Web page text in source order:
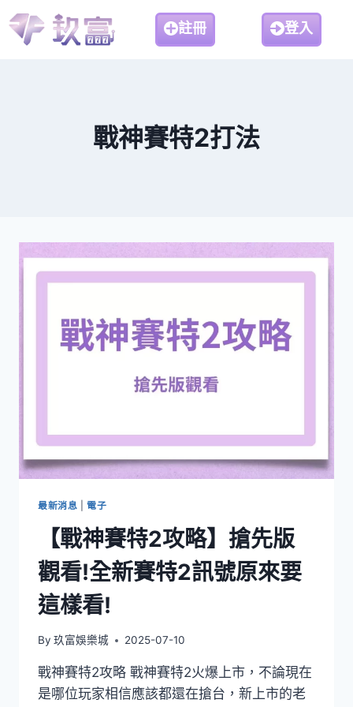
註冊 登入
戰神賽特2打法
最新消息 電子
【戰神賽特2攻略】搶先版
觀看!全新賽特2訊號原來要
這樣看!
By 玖富娛樂城 2025-07-10
戰神賽特2攻略 戰神賽特2火爆上市，不論現在
是哪位玩家相信應該都還在搶台，新上市的老